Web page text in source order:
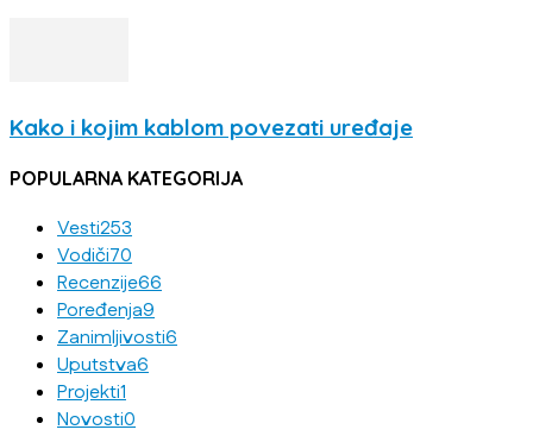
Kako i kojim kablom povezati uređaje
POPULARNA KATEGORIJA
Vesti253
Vodiči70
Recenzije66
Poređenja9
Zanimljivosti6
Uputstva6
Projekti1
Novosti0